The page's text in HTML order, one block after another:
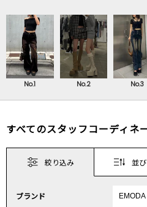
No.1 No.2 No.3
すべてのスタッフコーディネ
絞り込み 並
ブランド